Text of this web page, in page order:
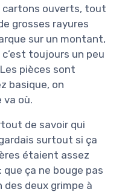
cartons ouverts, tout
grosses rayures
sur un montant,
toujours un peu
pièces sont
basique, on
va où.
de savoir qui
surtout si ça
étaient assez
ça ne bouge pas
des deux grimpe à